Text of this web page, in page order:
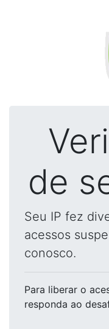
de
Seu IP fez
acessos
conosco.
Para liberar o
responda ao